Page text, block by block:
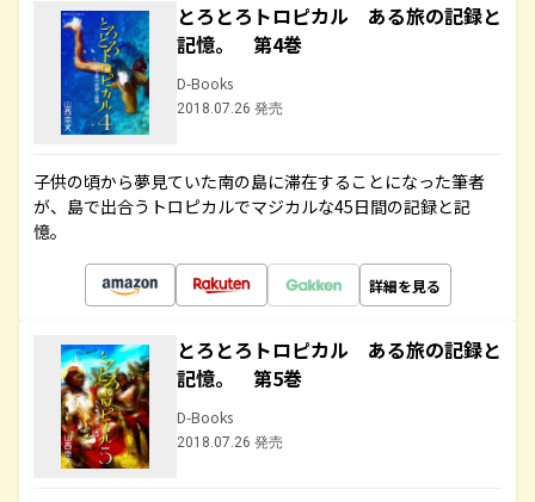
とろとろトロピカル ある旅の記録と
記憶。 第4巻
D-Books
2018.07.26 発売
子供の頃から夢見ていた南の島に滞在することになった筆者
が、島で出合うトロピカルでマジカルな45日間の記録と記
憶。
詳細を見る
とろとろトロピカル ある旅の記録と
記憶。 第5巻
D-Books
2018.07.26 発売